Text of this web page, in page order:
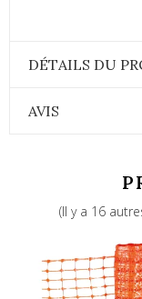
DÉTAILS DU
AVIS
(Il y a 16